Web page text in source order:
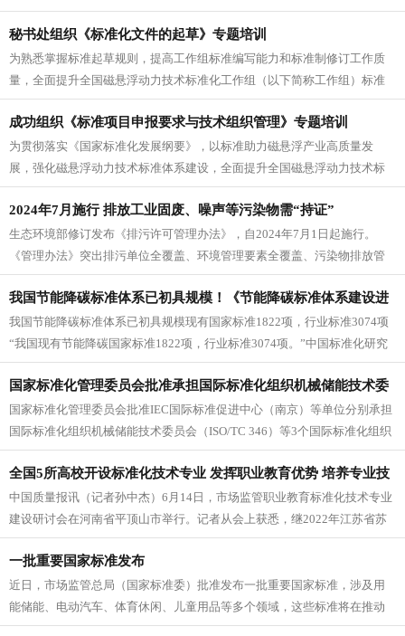
（简称工作组）秘书处单...
秘书处组织《标准化文件的起草》专题培训
为熟悉掌握标准起草规则，提高工作组标准编写能力和标准制修订工作质
量，全面提升全国磁悬浮动力技术标准化工作组（以下简称工作组）标准
申报质量，日前，工作组秘书处组织...
成功组织《标准项目申报要求与技术组织管理》专题培训
为贯彻落实《国家标准化发展纲要》，以标准助力磁悬浮产业高质量发
展，强化磁悬浮动力技术标准体系建设，全面提升全国磁悬浮动力技术标
准化工作组（以下简称工作组）标准化...
2024年7月施行 排放工业固废、噪声等污染物需“持证”
生态环境部修订发布《排污许可管理办法》，自2024年7月1日起施行。
《管理办法》突出排污单位全覆盖、环境管理要素全覆盖、污染物排放管
理全覆盖，明确对排污单位的大...
我国节能降碳标准体系已初具规模！《节能降碳标准体系建设进
展报告（2024）》发布
我国节能降碳标准体系已初具规模现有国家标准1822项，行业标准3074项
“我国现有节能降碳国家标准1822项，行业标准3074项。”中国标准化研究
院近期发布的...
国家标准化管理委员会批准承担国际标准化组织机械储能技术委
员会等3个ISO技术机构国内技术对口单位
国家标准化管理委员会批准IEC国际标准促进中心（南京）等单位分别承担
国际标准化组织机械储能技术委员会（ISO/TC 346）等3个国际标准化组织
（ISO）技术机...
全国5所高校开设标准化技术专业 发挥职业教育优势 培养专业技
术人才
中国质量报讯（记者孙中杰）6月14日，市场监管职业教育标准化技术专业
建设研讨会在河南省平顶山市举行。记者从会上获悉，继2022年江苏省苏
州健雄职业技术学院开设标...
一批重要国家标准发布
近日，市场监管总局（国家标准委）批准发布一批重要国家标准，涉及用
能储能、电动汽车、体育休闲、儿童用品等多个领域，这些标准将在推动
全民健身、助力新能源汽车产业发展...